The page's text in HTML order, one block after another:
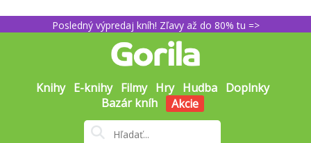
Posledný výpredaj kníh! Zľavy až do 80% tu =>
Knihy E-knihy Filmy Hry Hudba Doplnky
Bazár kníh
Akcie